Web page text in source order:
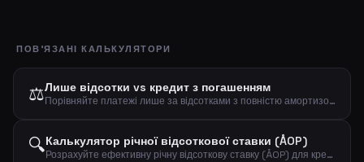
ПОВ'ЯЗАНІ КАЛЬКУЛЯТОРИ
⚖️Лише відсотки vs кредит з погашенням
Порівняйте платежі лише за відсотками з повністю амортизованим кредитом. Перегляньте різницю в щомісячних витратах та загальних сплачених відсотках.
🔍Калькулятор річної відсоткової ставки (ÅOP)
Розрахуйте ефективну річну відсоткову ставку (ÅOP) для кредиту. Порівняйте реальну вартість різних кредитних пропозицій.